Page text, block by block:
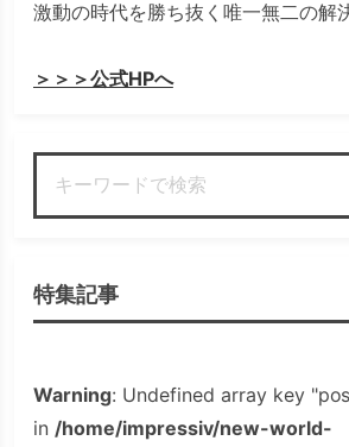
激動の時代を勝ち抜く唯一無二の解
＞＞＞公式HPへ
特集記事
Warning: Undefined array key
in /home/impressiv/new-world-